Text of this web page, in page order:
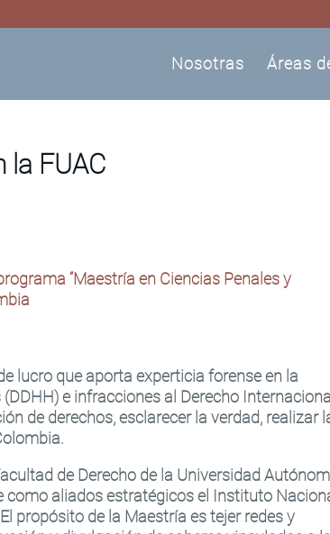
Nosotras Áreas
la FUAC
“Maestría en Ciencias Penales y
lucro que aporta experticia forense en la
e infracciones al Derecho Internacional
de derechos, esclarecer la verdad, realizar
de Derecho de la Universidad
aliados estratégicos el Instituto
propósito de la Maestría es tejer redes y